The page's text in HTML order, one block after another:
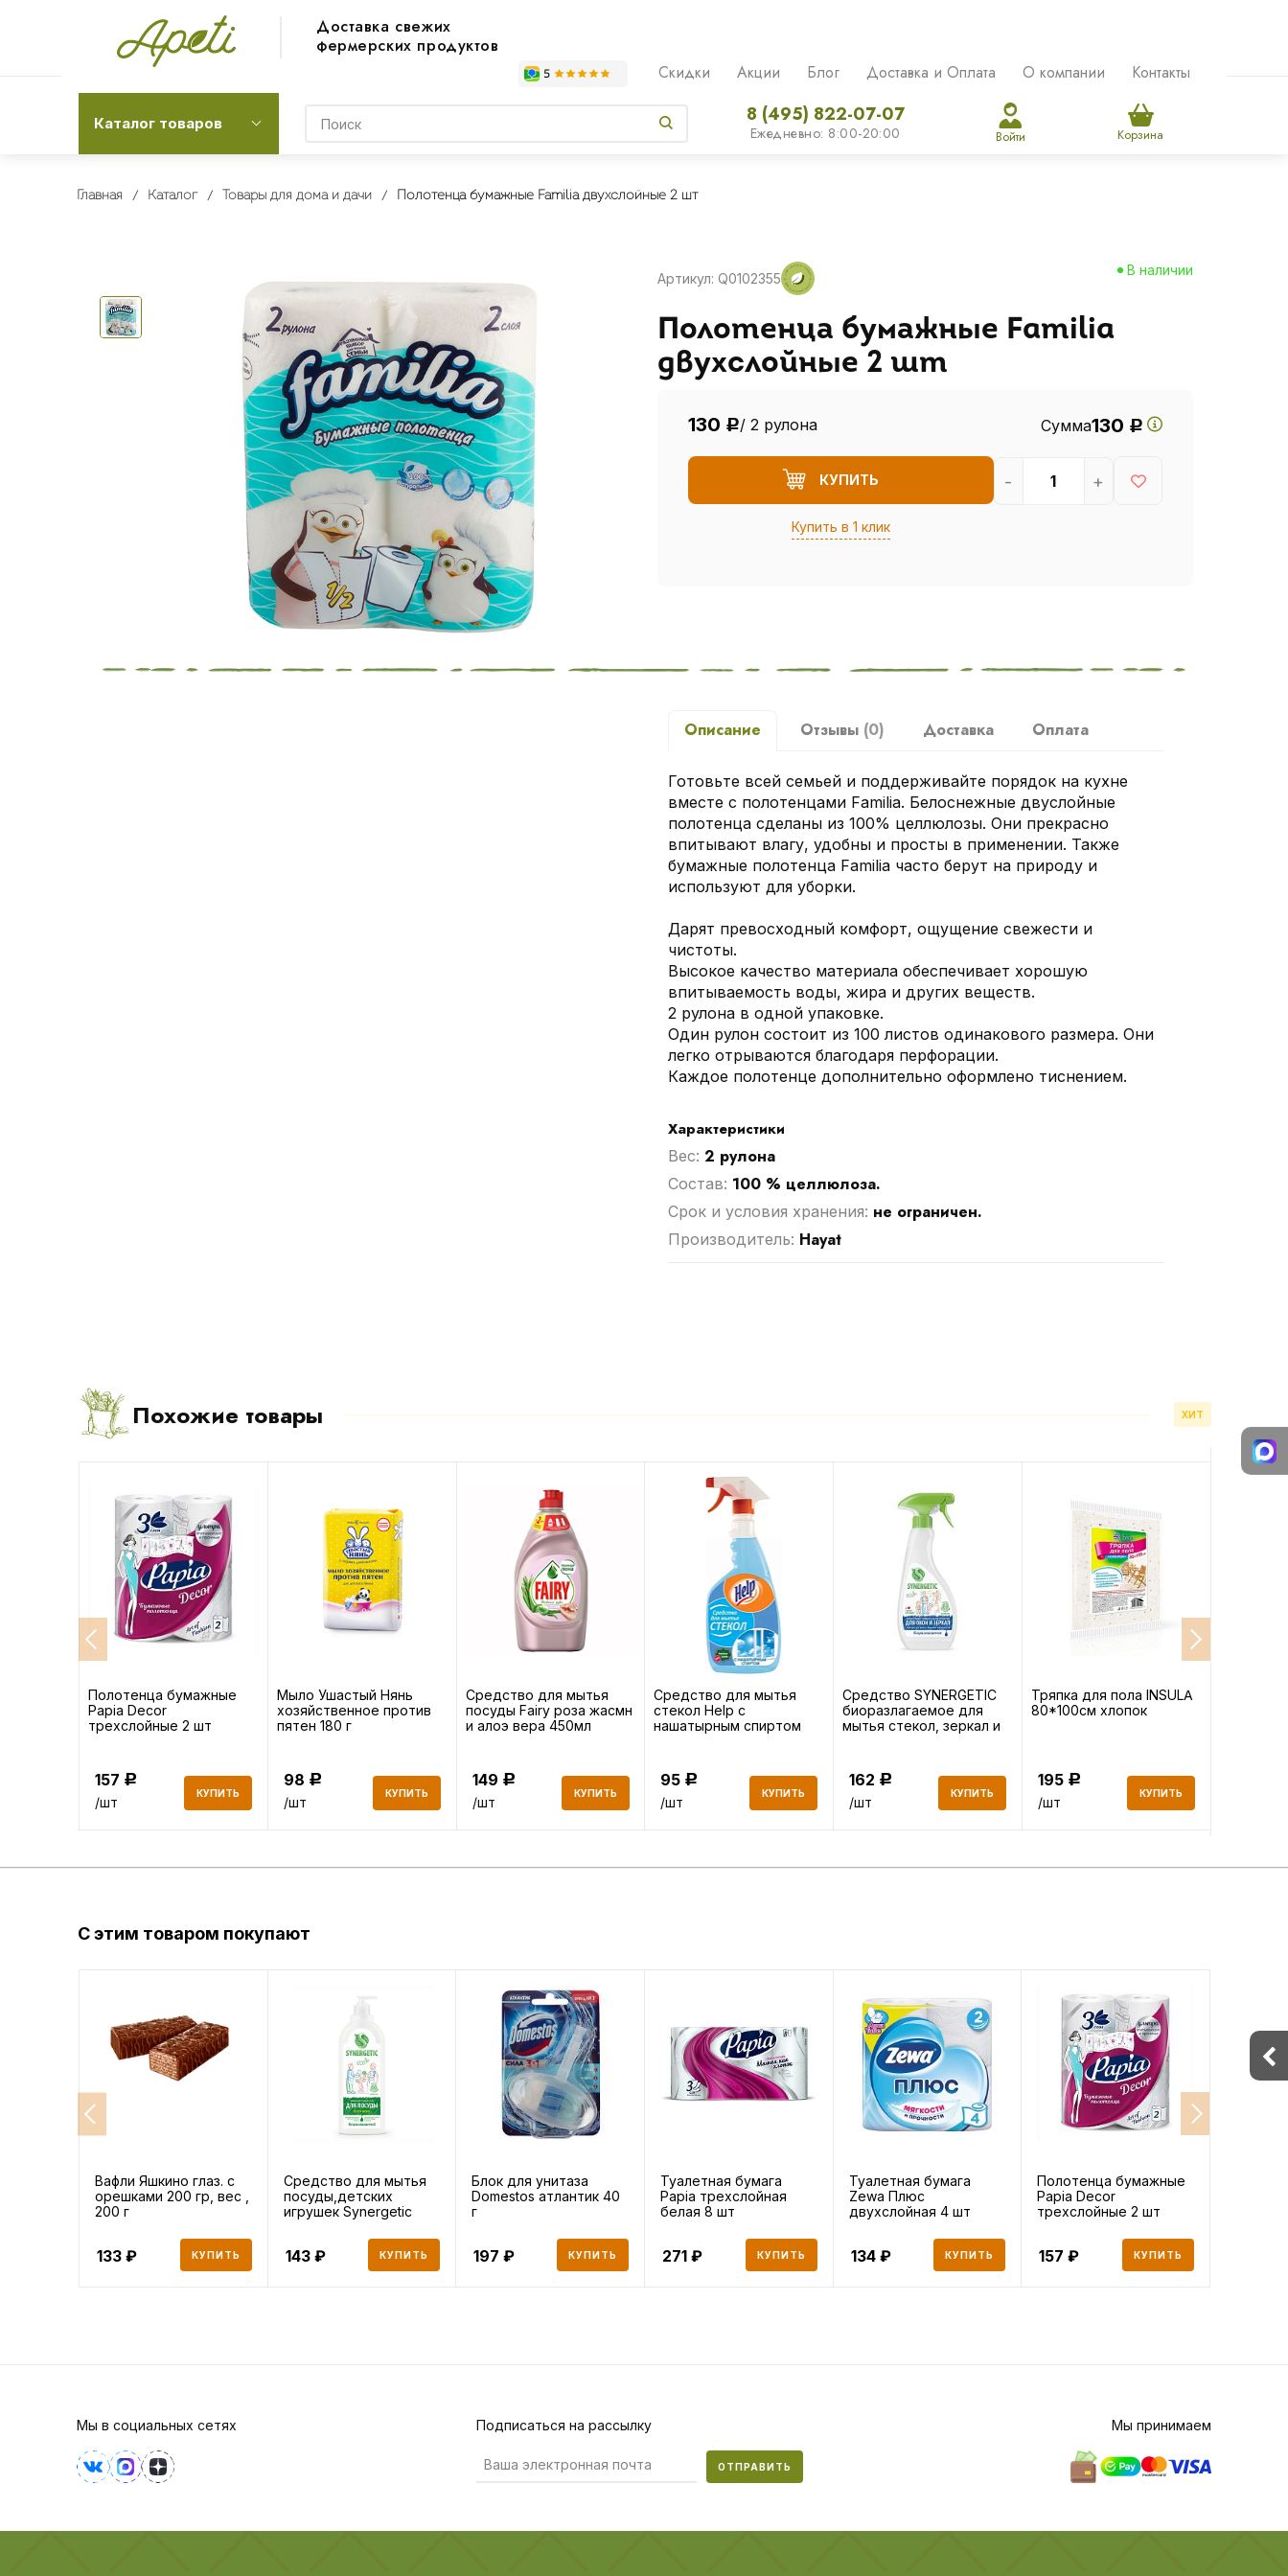
Доставка свежих
фермерских продуктов
Скидки Акции Блог Доставка и Оплата О компании Контакты
Каталог товаров 8 (495) 822-07-07
Ежедневно: 8:00-20:00 Войти Корзина
Главная Каталог Товары для дома и дачи Полотенца бумажные Familia двухслойные 2 шт
Артикул: Q0102355
В наличии
Полотенца бумажные Familia
двухслойные 2 шт
130 Р/ 2 рулона Сумма130 Р
КУПИТЬ
Купить в 1 клик
- +
Описание Отзывы (0) Доставка Оплата
Готовьте всей семьей и поддерживайте порядок на кухне
вместе с полотенцами Familia. Белоснежные двуслойные
полотенца сделаны из 100% целлюлозы. Они прекрасно
впитывают влагу, удобны и просты в применении. Также
бумажные полотенца Familia часто берут на природу и
используют для уборки.
Дарят превосходный комфорт, ощущение свежести и
чистоты.
Высокое качество материала обеспечивает хорошую
впитываемость воды, жира и других веществ.
2 рулона в одной упаковке.
Один рулон состоит из 100 листов одинакового размера. Они
легко отрываются благодаря перфорации.
Каждое полотенце дополнительно оформлено тиснением.
Характеристики
Вес: 2 рулона
Cостав: 100 % целлюлоза.
Срок и условия хранения: не ограничен.
Производитель: Hayat
Похожие товары ХИТ
Полотенца бумажные
Papia Decor
трехслойные 2 шт
157 Р
/шт
КУПИТЬ
Мыло Ушастый Нянь
хозяйственное против
пятен 180 г
98 Р
/шт
КУПИТЬ
Средство для мытья
посуды Fairy роза жасмн
и алоэ вера 450мл
149 Р
/шт
КУПИТЬ
Средство для мытья
стекол Help с
нашатырным спиртом
95 Р
/шт
КУПИТЬ
Средство SYNERGETIC
биоразлагаемое для
мытья стекол, зеркал и
162 Р
/шт
КУПИТЬ
Тряпка для пола INSULA
80*100см хлопок
195 Р
/шт
КУПИТЬ
С этим товаром покупают
Вафли Яшкино глаз. с
орешками 200 гр, вес ,
200 г
133 КУПИТЬ
Средство для мытья
посуды,детских
игрушек Synergetic
143 КУПИТЬ
Блок для унитаза
Domestos атлантик 40
г
197 КУПИТЬ
Туалетная бумага
Papia трехслойная
белая 8 шт
271 КУПИТЬ
Туалетная бумага
Zewa Плюс
двухслойная 4 шт
134 КУПИТЬ
Полотенца бумажные
Papia Decor
трехслойные 2 шт
157 КУПИТЬ
Мы в социальных сетях Подписаться на рассылку
ОТПРАВИТЬ
Мы принимаем